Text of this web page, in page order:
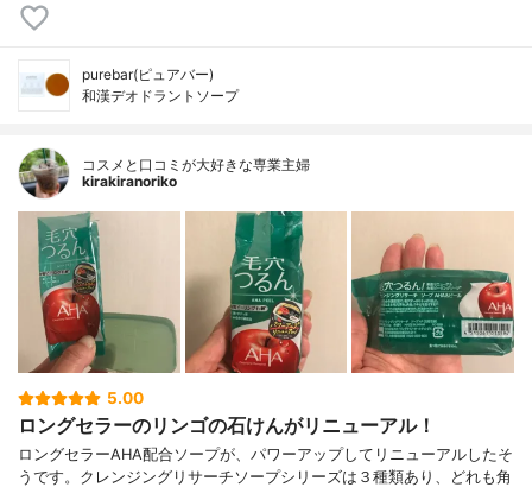
purebar(ピュアバー)
和漢デオドラントソープ
コスメと口コミが大好きな専業主婦
kirakiranoriko
5.00
ロングセラーのリンゴの石けんがリニューアル！
ロングセラーAHA配合ソープが、パワーアップしてリニューアルしたそ
うです。クレンジングリサーチソープシリーズは３種類あり、どれも角